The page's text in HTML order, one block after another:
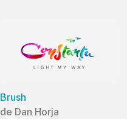
Brush
de Dan Horja